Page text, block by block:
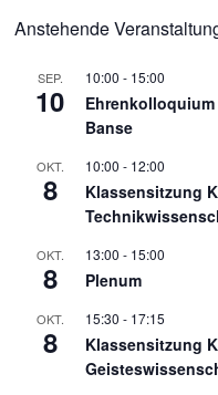
Anstehende
SEP.
10
10:00 - 15:00
Banse
OKT.
8
10:00 - 12:00
Klassensitzung
OKT.
8
13:00 - 15:00
Plenum
OKT.
8
15:30 - 17:15
Klassensitzung